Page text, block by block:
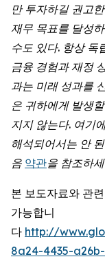
만 투자하길 권고
재무 목표를 달성
수도 있다. 항상 독
금융 경험과 재정
과는 미래 성과를
은 귀하에게 발생
지지 않는다. 여기
해석되어서는 안
음 약관을 참조하
본 보도자료와 관
가능합니
다 http://
8a24-4435-